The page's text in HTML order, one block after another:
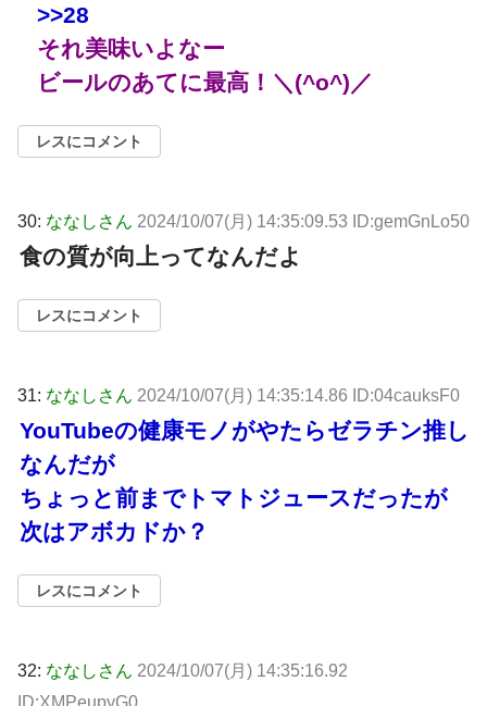
>>28
それ美味いよなー
ビールのあてに最高！＼(^o^)／
レスにコメント
30: ななしさん 2024/10/07(月) 14:35:09.53 ID:gemGnLo50
食の質が向上ってなんだよ
レスにコメント
31: ななしさん 2024/10/07(月) 14:35:14.86 ID:04cauksF0
YouTubeの健康モノがやたらゼラチン推し
なんだが
ちょっと前までトマトジュースだったが
次はアボカドか？
レスにコメント
32: ななしさん 2024/10/07(月) 14:35:16.92
ID:XMPeupyG0